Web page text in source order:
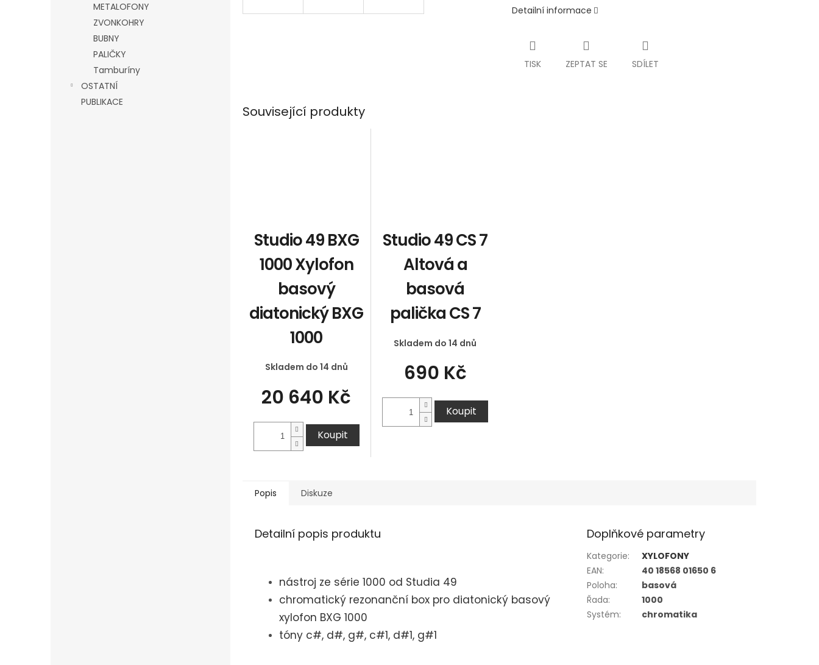
METALOFONY
ZVONKOHRY
BUBNY
PALIČKY
Tamburíny
OSTATNÍ
PUBLIKACE
Detailní informace
TISK ZEPTAT SE SDÍLET
Související produkty
Studio 49 BXG
1000 Xylofon
basový
diatonický BXG
1000
Skladem do 14 dnů
20 640 Kč
Koupit
Studio 49 CS 7
Altová a
basová
palička CS 7
Skladem do 14 dnů
690 Kč
Koupit
Popis Diskuze
Detailní popis produktu
nástroj ze série 1000 od Studia 49
chromatický rezonanční box pro diatonický basový
xylofon BXG 1000
tóny c#, d#, g#, c#1, d#1, g#1
Doplňkové parametry
Kategorie:
XYLOFONY
EAN:
40 18568 01650 6
Poloha:
basová
Řada:
1000
Systém: chromatika